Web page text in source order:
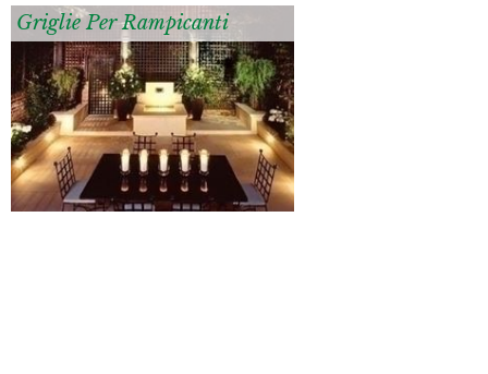
Griglie Per Rampicanti